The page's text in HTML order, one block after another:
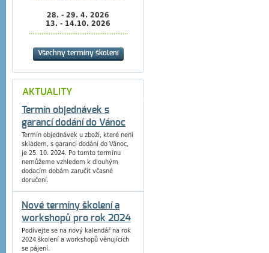
28. - 29. 4. 2026
13. - 14.10. 2026
.......................................................
Všechny termíny školení
AKTUALITY
Termín objednávek s
garancí dodání do Vánoc
Termín objednávek u zboží, které není
skladem, s garancí dodání do Vánoc,
je 25. 10. 2024. Po tomto termínu
nemůžeme vzhledem k dlouhým
dodacím dobám zaručit včasné
doručení.
Nové termíny školení a
workshopů pro rok 2024
Podívejte se na nový kalendář na rok
2024 školení a workshopů věnujících
se pájení.